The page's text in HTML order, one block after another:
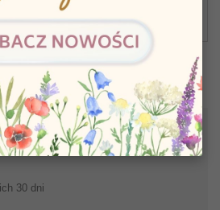
30 dni